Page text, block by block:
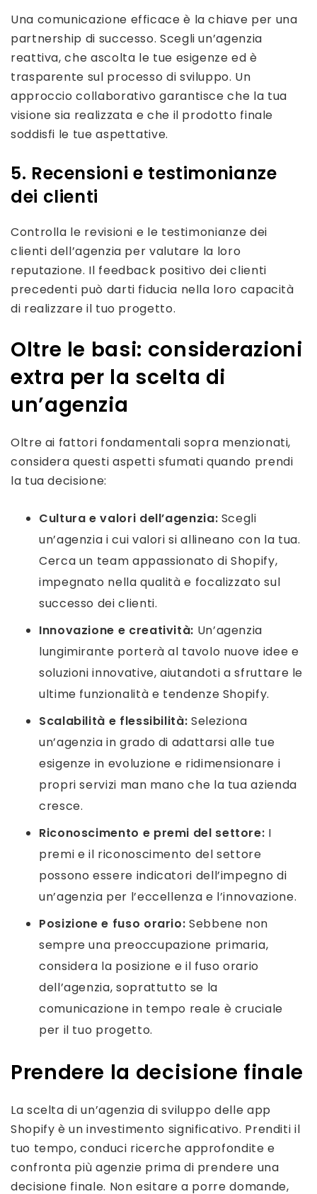
Una comunicazione efficace è la chiave per una
partnership di successo. Scegli un’agenzia
reattiva, che ascolta le tue esigenze ed è
trasparente sul processo di sviluppo. Un
approccio collaborativo garantisce che la tua
visione sia realizzata e che il prodotto finale
soddisfi le tue aspettative.
5. Recensioni e testimonianze
dei clienti
Controlla le revisioni e le testimonianze dei
clienti dell’agenzia per valutare la loro
reputazione. Il feedback positivo dei clienti
precedenti può darti fiducia nella loro capacità
di realizzare il tuo progetto.
Oltre le basi: considerazioni
extra per la scelta di
un’agenzia
Oltre ai fattori fondamentali sopra menzionati,
considera questi aspetti sfumati quando prendi
la tua decisione:
Cultura e valori dell’agenzia: Scegli
un’agenzia i cui valori si allineano con la tua.
Cerca un team appassionato di Shopify,
impegnato nella qualità e focalizzato sul
successo dei clienti.
Innovazione e creatività: Un’agenzia
lungimirante porterà al tavolo nuove idee e
soluzioni innovative, aiutandoti a sfruttare le
ultime funzionalità e tendenze Shopify.
Scalabilità e flessibilità: Seleziona
un’agenzia in grado di adattarsi alle tue
esigenze in evoluzione e ridimensionare i
propri servizi man mano che la tua azienda
cresce.
Riconoscimento e premi del settore: I
premi e il riconoscimento del settore
possono essere indicatori dell’impegno di
un’agenzia per l’eccellenza e l’innovazione.
Posizione e fuso orario: Sebbene non
sempre una preoccupazione primaria,
considera la posizione e il fuso orario
dell’agenzia, soprattutto se la
comunicazione in tempo reale è cruciale
per il tuo progetto.
Prendere la decisione finale
La scelta di un’agenzia di sviluppo delle app
Shopify è un investimento significativo. Prenditi il ​​
tuo tempo, conduci ricerche approfondite e
confronta più agenzie prima di prendere una
decisione finale. Non esitare a porre domande,